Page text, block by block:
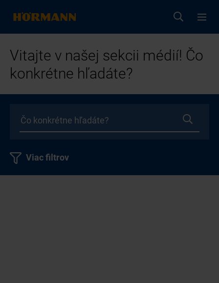
Vitajte v našej sekcii médií! Čo
konkrétne hľadáte?
Viac filtrov